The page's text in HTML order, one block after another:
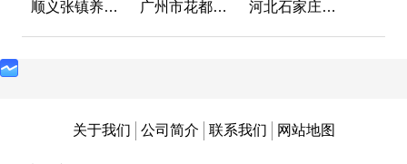
顺义张镇养老照料中心
广州市花都区花山镇敬老院 河北石家庄泰康之家冀园
关于我们 公司简介 联系我们 网站地图